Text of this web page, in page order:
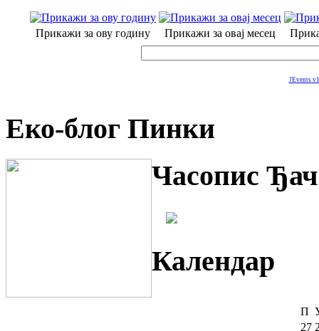
Прикажи за ову годину Прикажи за овај месец
JEvents
Еко-блог Пинки
Часопис
Календар
П
27